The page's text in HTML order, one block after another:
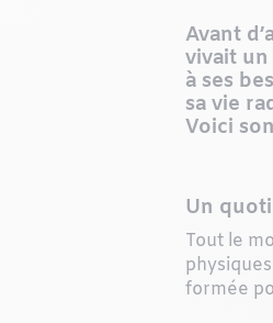
Avant
vivait un
à ses
sa vie
Voici
Un
Tout le
formée